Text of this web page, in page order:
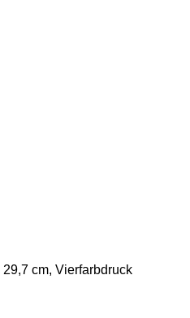
cm, Vierfarbdruck